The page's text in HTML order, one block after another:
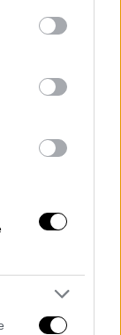
may click to
tags to
below Google